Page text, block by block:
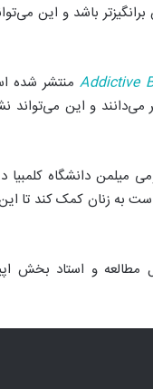
باشد و این
Addictive منتشر شده
و این می‌تواند
میلمن دانشگاه
به زنان کمک کند تا
مطالعه و استاد بخش